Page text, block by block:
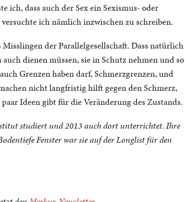
ich, dass auch der Sex ein Sexismus- oder
ich nämlich inzwischen zu schreiben.
der Parallelgesellschaft. Dass natürlich
dienen müssen, sie in Schutz nehmen und so
Grenzen haben darf, Schmerzgrenzen, und
nicht langfristig hilft gegen den Schmerz,
Ideen gibt für die Veränderung des Zustands.
studiert und 2013 auch dort unterrichtet. Ihre
Fenster war sie auf der Longlist für den